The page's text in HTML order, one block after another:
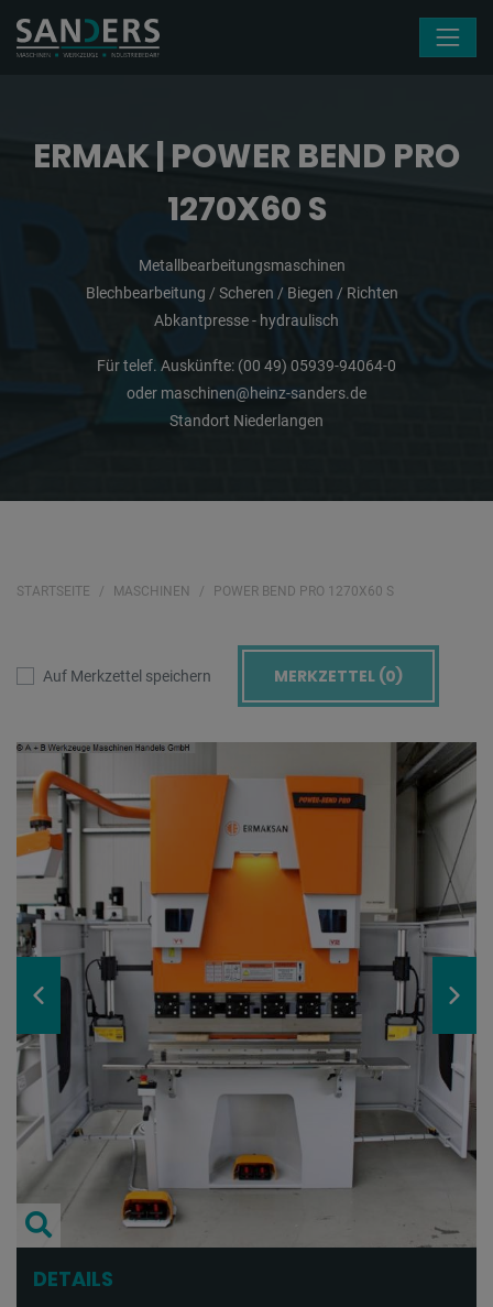
ERMAK | POWER BEND PRO
1270X60 S
Metallbearbeitungsmaschinen
Blechbearbeitung / Scheren / Biegen / Richten
Abkantpresse - hydraulisch
Für telef. Auskünfte: (00 49) 05939-94064-0
oder maschinen@heinz-sanders.de
Standort Niederlangen
STARTSEITE MASCHINEN POWER BEND PRO 1270X60 S
Auf Merkzettel speichern MERKZETTEL (0)
DETAILS